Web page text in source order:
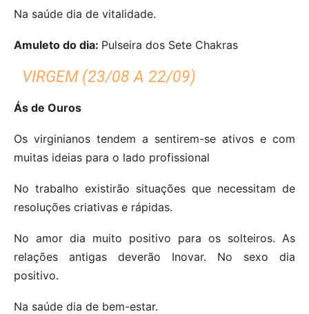
Na saúde dia de vitalidade.
Amuleto do dia: Pulseira dos Sete Chakras
VIRGEM (23/08 A 22/09)
Ás de Ouros
Os virginianos tendem a sentirem-se ativos e com
muitas ideias para o lado profissional
No trabalho existirão situações que necessitam de
resoluções criativas e rápidas.
No amor dia muito positivo para os solteiros. As
relações antigas deverão Inovar.
No sexo dia
positivo.
Na saúde dia de bem-estar.